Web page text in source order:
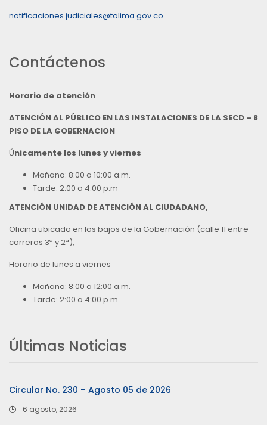
notificaciones.judiciales@tolima.gov.co
Contáctenos
Horario de atención
ATENCIÓN AL PÚBLICO EN LAS INSTALACIONES DE LA SECD – 8
PISO DE LA GOBERNACION
Únicamente los lunes y viernes
Mañana: 8:00 a 10:00 a.m.
Tarde: 2:00 a 4:00 p.m
ATENCIÓN UNIDAD DE ATENCIÓN AL CIUDADANO,
Oficina ubicada en los bajos de la Gobernación (calle 11 entre
carreras 3ª y 2ª),
Horario de lunes a viernes
Mañana: 8:00 a 12:00 a.m.
Tarde: 2:00 a 4:00 p.m
Últimas Noticias
Circular No. 230 – Agosto 05 de 2026
6 agosto, 2026